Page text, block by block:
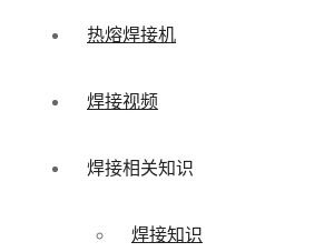
热熔焊接机
焊接视频
焊接相关知识
焊接知识